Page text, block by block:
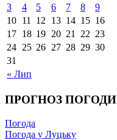
« Лип
3
4 5 6 7 8
9
10 11 12 13 14 15 16
17 18 19 20 21 22 23
24 25 26 27 28 29 30
31
ПРОГНОЗ ПОГОДИ
Погода
Погода у Луцьку